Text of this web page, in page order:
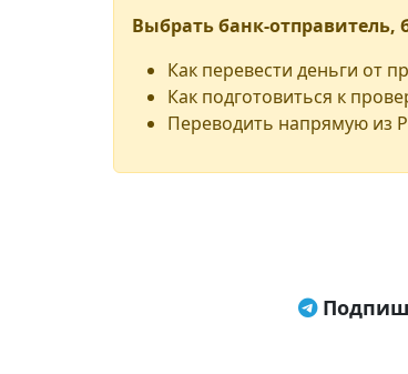
Выбрать банк-отправитель,
Как перевести деньги от
Как подготовиться к
Переводить напрямую из